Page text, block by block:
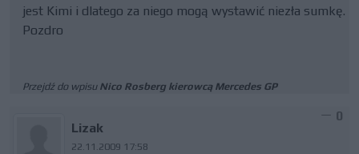
jest Kimi i dlatego za niego mogą wystawić niezła sumkę.
Pozdro
Przejdź do wpisu Nico Rosberg kierowcą Mercedes GP
Lizak
22.11.2009 17:58
0